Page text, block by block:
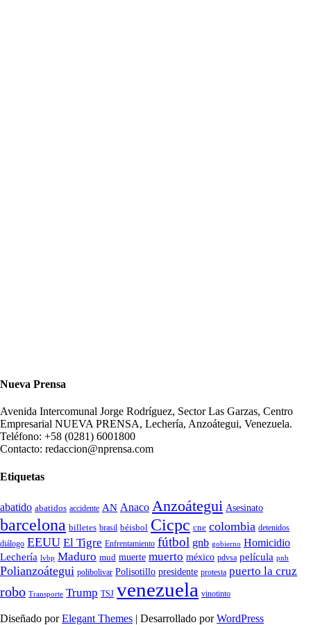
Nueva Prensa
Avenida Intercomunal Jorge Rodríguez, Sector Las Garzas, Centro
Empresarial NUEVA PRENSA, Lechería, Anzoátegui, Venezuela.
Teléfono: +58 (0281) 6001800
Contacto: redaccion@nprensa.com
Etiquetas
abatido abatidos accidente AN Anaco Anzoátegui Asesinato
barcelona billetes brasil béisbol Cicpc cne colombia detenidos
diálogo EEUU El Tigre Enfrentamiento fútbol gnb gobierno Homicidio
Lechería lvbp Maduro mud muerte muerto méxico pdvsa película pnb
Polianzoátegui polibolivar Polisotillo presidente protesta puerto la cruz
robo Transporte Trump TSJ venezuela vinotinto
Diseñado porElegant Themes | Desarrollado porWordPress